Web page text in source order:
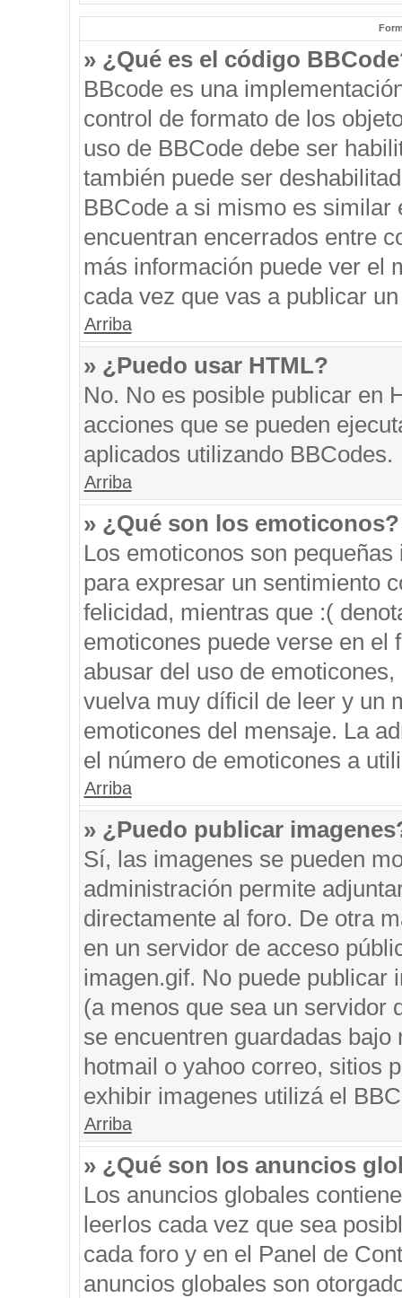
» ¿Qué es el código
BBcode es una
control de formato de los
uso de BBCode debe ser
también puede ser
BBCode a si mismo es
encuentran encerrados entre
más información puede ver el
cada vez que vas a publicar
Arriba
» ¿Puedo usar HTML?
No. No es posible publicar en
acciones que se pueden
aplicados utilizando BBCodes.
Arriba
» ¿Qué son los emoticonos?
Los emoticonos son
para expresar un sentimiento
felicidad, mientras que :(
emoticones puede verse en el
abusar del uso de
vuelva muy díficil de leer y un
emoticones del mensaje. La
el número de emoticones a
Arriba
» ¿Puedo publicar
Sí, las imagenes se pueden
administración permite
directamente al foro. De otra
en un servidor de acceso
imagen.gif. No puede publicar
(a menos que sea un servidor
se encuentren guardadas
hotmail o yahoo correo, sitios
exhibir imagenes utilizá el
Arriba
» ¿Qué son los anuncios
Los anuncios globales
leerlos cada vez que sea
cada foro y en el Panel de
anuncios globales son